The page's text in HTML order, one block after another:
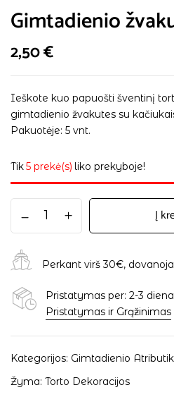
Gimtadienio
2,50€
Ieškote kuo papuošti šventinį
gimtadienio žvakutes su
Pakuotėje: 5 vnt.
Tik5 prekė(s) liko prekyboje!
Į
Perkant virš 30€,
Pristatymas per: 2-3
Pristatymas ir Grąžinimas
Kategorijos: Gimtadienio
Žyma: Torto Dekoracijos